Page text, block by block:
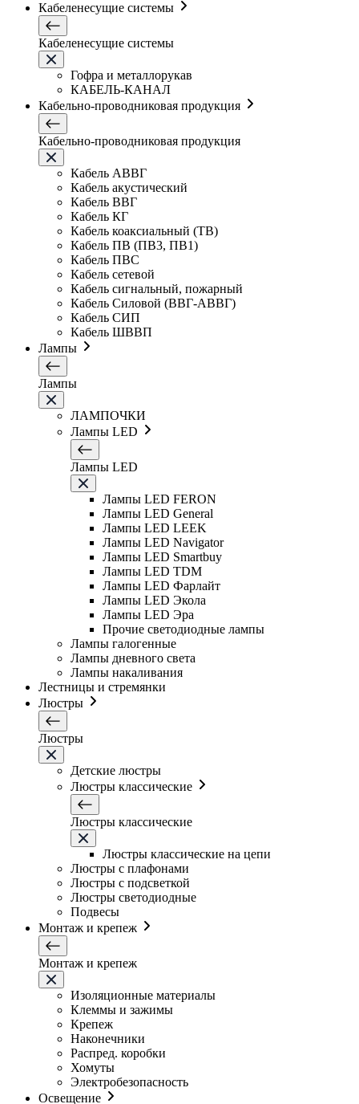
Кабеленесущие системы
Кабеленесущие системы
Гофра и металлорукав
КАБЕЛЬ-КАНАЛ
Кабельно-проводниковая продукция
Кабельно-проводниковая продукция
Кабель АВВГ
Кабель акустический
Кабель ВВГ
Кабель КГ
Кабель коаксиальный (ТВ)
Кабель ПВ (ПВ3, ПВ1)
Кабель ПВС
Кабель сетевой
Кабель сигнальный, пожарный
Кабель Силовой (ВВГ-АВВГ)
Кабель СИП
Кабель ШВВП
Лампы
Лампы
ЛАМПОЧКИ
Лампы LED
Лампы LED
Лампы LED FERON
Лампы LED General
Лампы LED LEEK
Лампы LED Navigator
Лампы LED Smartbuy
Лампы LED TDM
Лампы LED Фарлайт
Лампы LED Экола
Лампы LED Эра
Прочие светодиодные лампы
Лампы галогенные
Лампы дневного света
Лампы накаливания
Лестницы и стремянки
Люстры
Люстры
Детские люстры
Люстры классические
Люстры классические
Люстры классические на цепи
Люстры с плафонами
Люстры с подсветкой
Люстры светодиодные
Подвесы
Монтаж и крепеж
Монтаж и крепеж
Изоляционные материалы
Клеммы и зажимы
Крепеж
Наконечники
Распред. коробки
Хомуты
Электробезопасность
Освещение